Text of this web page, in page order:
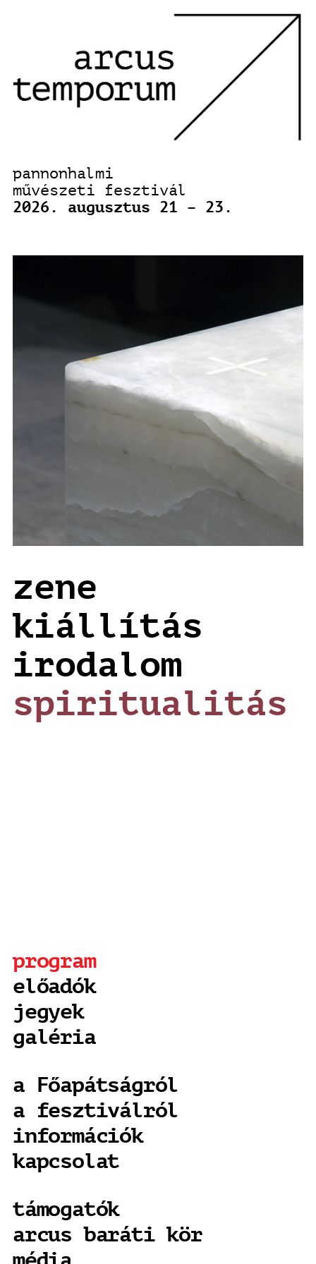
pannonhalmi
művészeti fesztivál
2026. augusztus 21 – 23.
program
előadók
jegyek
galéria
a Főapátságról
a fesztiválról
információk
kapcsolat
támogatók
arcus baráti kör
zene
kiállítás
irodalom
spiritualitás